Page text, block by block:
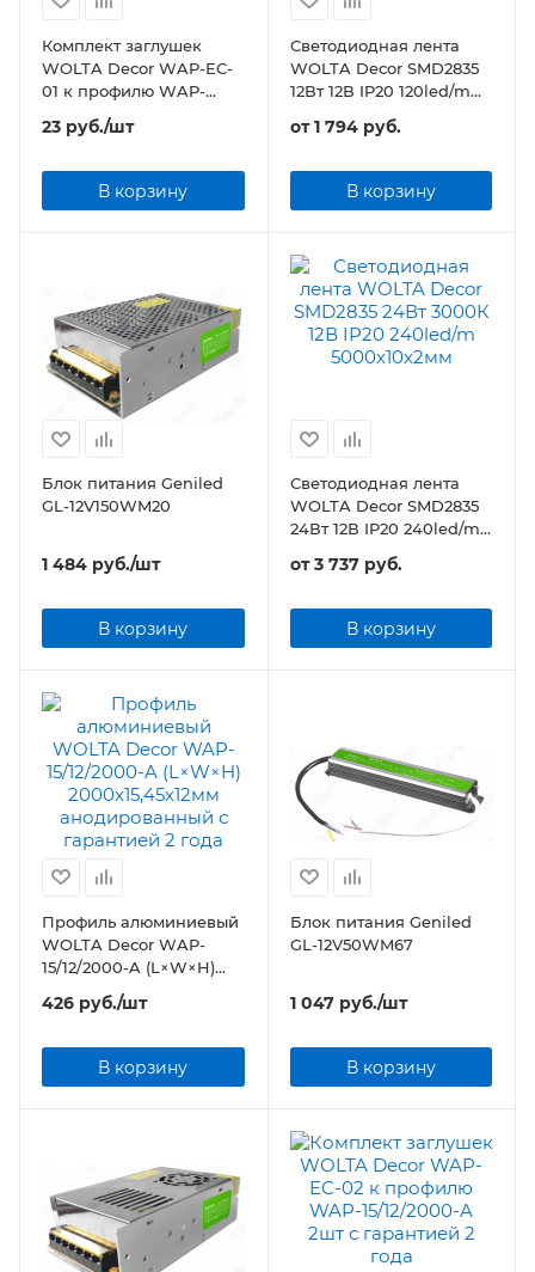
Комплект заглушек
WOLTA Decor WAP-EC-
01 к профилю WAP-
15/6/2000-A 2шт
23 руб./шт
В корзину
Светодиодная лента
WOLTA Decor SMD2835
12Вт 12В IP20 120led/m
от1 794 руб.
В корзину
Блок питания Geniled
GL-12V150WM20
1 484 руб./шт
В корзину
Светодиодная лента
WOLTA Decor SMD2835
24Вт 12В IP20 240led/m
от3 737 руб.
В корзину
Профиль алюминиевый
WOLTA Decor WAP-
15/12/2000-A (L×W×H)
2000х15,45х12мм
анодированный
426 руб./шт
В корзину
Блок питания Geniled
GL-12V50WM67
1 047руб./шт
В корзину